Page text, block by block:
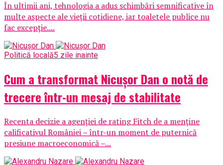
În ultimii ani, tehnologia a adus schimbări semnificative în
multe aspecte ale vieții cotidiene, iar toaletele publice nu
fac excepție....
Politică locală5 zile inainte
Cum a transformat Nicușor Dan o notă de
trecere într-un mesaj de stabilitate
Recenta decizie a agenției de rating Fitch de a menține
calificativul României – într-un moment de puternică
presiune macroeconomică –...